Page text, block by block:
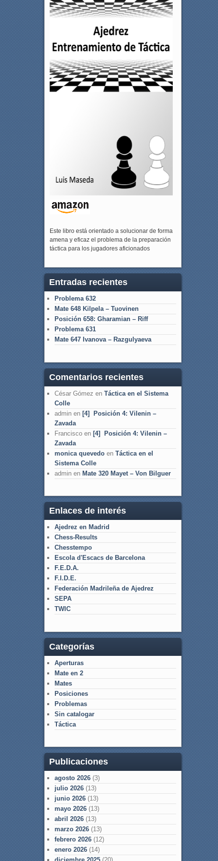
Este libro está orientado a solucionar de forma
amena y eficaz el problema de la preparación
táctica para los jugadores aficionados
Entradas recientes
Problema 632
Mate 648 Kilpela – Tuovinen
Posición 658: Gharamian – Riff
Problema 631
Mate 647 Ivanova – Razgulyaeva
Comentarios recientes
César Gómez en Táctica en el Sistema
Colle
adminen [4] Posición 4: Vilenin –
Zavada
Franciscoen [4] Posición 4: Vilenin –
Zavada
monica quevedoen Táctica en el
Sistema Colle
adminen Mate 320 Mayet – Von Bilguer
Enlaces de interés
Ajedrez en Madrid
Chess-Results
Chesstempo
Escola d'Escacs de Barcelona
F.E.D.A.
F.I.D.E.
Federación Madrileña de Ajedrez
SEPA
TWIC
Categorías
Aperturas
Mate en 2
Mates
Posiciones
Problemas
Sin catalogar
Táctica
Publicaciones
agosto 2026(3)
julio 2026(13)
junio 2026(13)
mayo 2026(13)
abril 2026(13)
marzo 2026(13)
febrero 2026(12)
enero 2026(14)